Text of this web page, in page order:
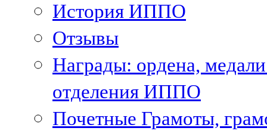
История ИППО
Отзывы
Награды: ордена,
отделения ИППО
Почетные Грамоты,